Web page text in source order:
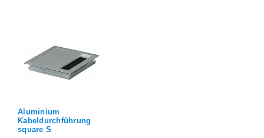
Aluminium
Kabeldurchführung
square S